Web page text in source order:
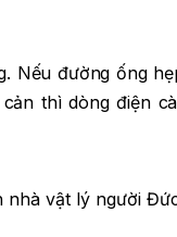
Nếu đường ống
thì dòng điện
nhà vật lý người